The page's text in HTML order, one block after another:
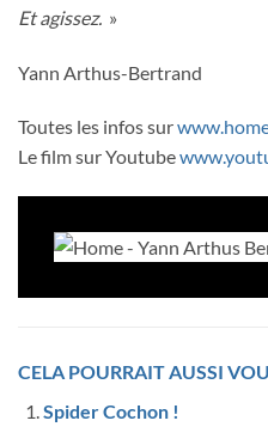
Et agissez. »
Yann Arthus-Bertrand
Toutes les infos sur
Le film sur Youtube
CELA POURRAIT AUSSI
Spider Cochon !